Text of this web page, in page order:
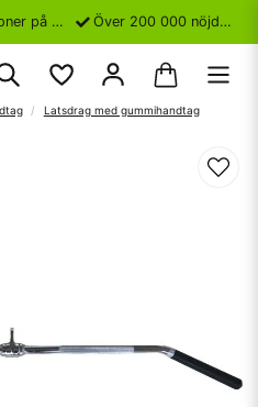
Trustpilot Över 200 000 nöjda kunder
Latsdrag med gummihandtag